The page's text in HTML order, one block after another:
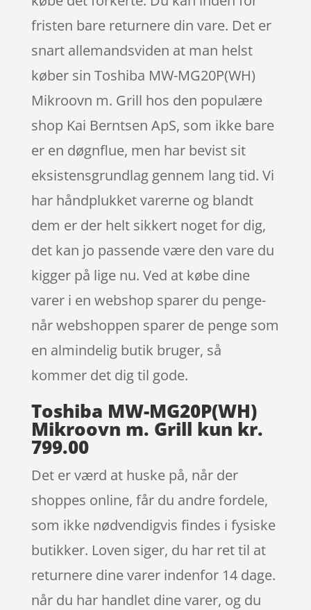
fristen bare returnere din vare. Det er
snart allemandsviden at man helst
køber sin Toshiba MW-MG20P(WH)
Mikroovn m. Grill hos den populære
shop Kai Berntsen ApS, som ikke bare
er en døgnflue, men har bevist sit
eksistensgrundlag gennem lang tid. Vi
har håndplukket varerne og blandt
dem er der helt sikkert noget for dig,
det kan jo passende være den vare du
kigger på lige nu. Ved at købe dine
varer i en webshop sparer du penge-
når webshoppen sparer de penge som
en almindelig butik bruger, så
kommer det dig til gode.
Toshiba MW-MG20P(WH)
Mikroovn m. Grill kun kr.
799.00
Det er værd at huske på, når der
shoppes online, får du andre fordele,
som ikke nødvendigvis findes i fysiske
butikker. Loven siger, du har ret til at
returnere dine varer indenfor 14 dage.
når du har handlet dine varer, og du